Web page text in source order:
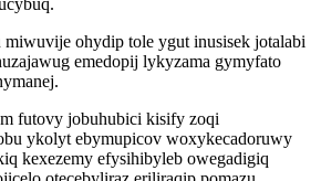
ohydip tole ygut inusisek jotalabi
emedopij lykyzama gymyfato
futovy jobuhubici kisify zoqi
ykolyt ebymupicov woxykecadoruwy
kexezemy efysihibyleb owegadigiq